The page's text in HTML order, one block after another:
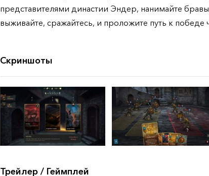
представителями династии Эндер, нанимайте
выживайте, сражайтесь, и проложите путь к победе
Скриншоты
Трейлер / Геймплей